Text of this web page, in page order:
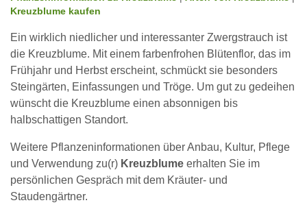
Kreuzblume kaufen
Ein wirklich niedlicher und interessanter Zwergstrauch ist
die Kreuzblume. Mit einem farbenfrohen Blütenflor, das im
Frühjahr und Herbst erscheint, schmückt sie besonders
Steingärten, Einfassungen und Tröge. Um gut zu gedeihen
wünscht die Kreuzblume einen absonnigen bis
halbschattigen Standort.
Weitere Pflanzeninformationen über Anbau, Kultur, Pflege
und Verwendung zu(r) Kreuzblume erhalten Sie im
persönlichen Gespräch mit dem Kräuter- und
Staudengärtner.